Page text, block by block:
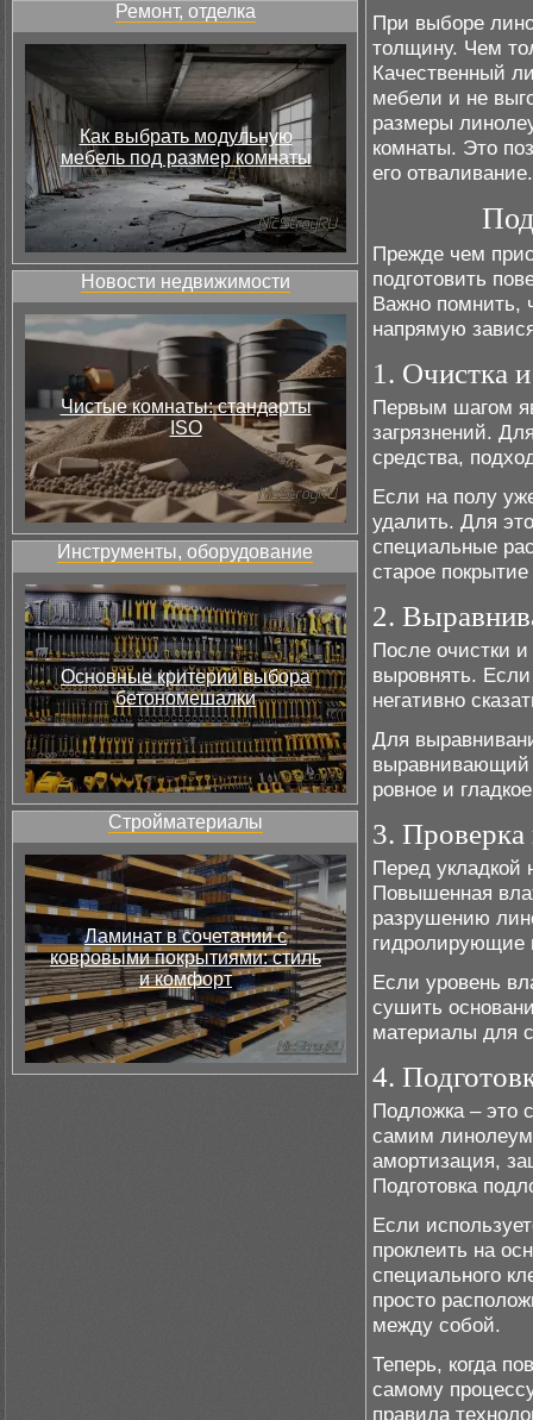
Ремонт, отделка
Как выбрать модульную
мебель под размер комнаты
Новости недвижимости
Чистые комнаты: стандарты
ISO
Инструменты, оборудование
Основные критерии выбора
бетономешалки
Стройматериалы
Ламинат в сочетании с
ковровыми покрытиями: стиль
и комфорт
При выборе
толщину. Чем
Качественный
мебели и не
размеры
комнаты. Это
его отваливание.
Прежде чем
подготовить
Важно помнить,
напрямую
1. Очистка
Первым шагом
загрязнений.
средства,
Если на полу
удалить. Для
специальные
старое
2.
После очистки
выровнять.
негативно
Для
выравнивающий
ровное и
3.
Перед укладкой
Повышенная
разрушению
гидролирующие
Если уровень
сушить
материалы для
4.
Подложка – это
самим
амортизация,
Подготовка
Если
проклеить на
специального
просто
между собой.
Теперь, когда
самому
правила